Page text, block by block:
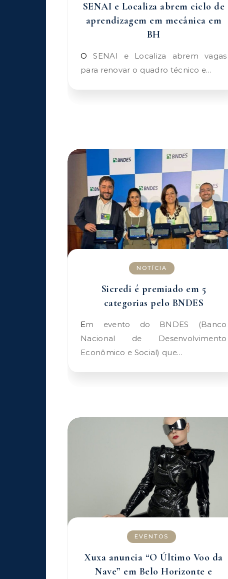
SENAI e Localiza abrem ciclo de
aprendizagem em mecânica em
BH
O SENAI e Localiza abrem vagas
para renovar o quadro técnico e…
NOTÍCIA
Sicredi é premiado em 5
categorias pelo BNDES
Em evento do BNDES (Banco
Nacional de Desenvolvimento
Econômico e Social) que…
EVENTOS
Xuxa anuncia “O Último Voo da
Nave” em Belo Horizonte e